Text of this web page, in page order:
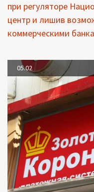
при регуляторе
центр и лишив
коммерческими
05.02